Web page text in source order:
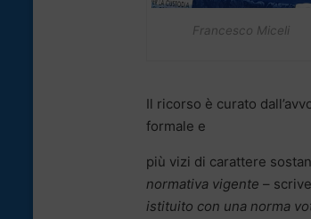
Francesco Miceli
Il ricorso è curato
formale e
più vizi di carattere
normativa vigente – scrive
istituito con una norma